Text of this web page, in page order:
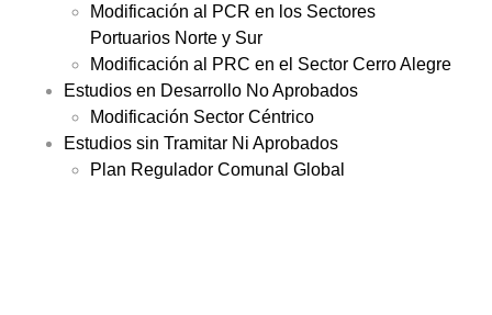
Modificación al PCR en los Sectores
Portuarios Norte y Sur
Modificación al PRC en el Sector Cerro Alegre
Estudios en Desarrollo No Aprobados
Modificación Sector Céntrico
Estudios sin Tramitar Ni Aprobados
Plan Regulador Comunal Global